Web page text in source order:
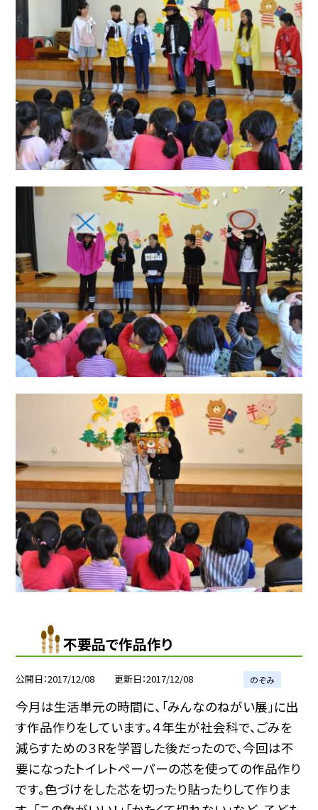
不要品で作品作り
公開日 2017/12/08 更新日 2017/12/08 のぞみ
今月は生活単元の時間に、「みんなのねがい展」に出
す作品作りをしています。４年生が社会科で、ごみを
減らすための３Rを学習した後だったので、今回は不
要になったトイレトペーパーの芯を使っての作品作り
です。色づけをした芯を切ったり貼ったりして作りま